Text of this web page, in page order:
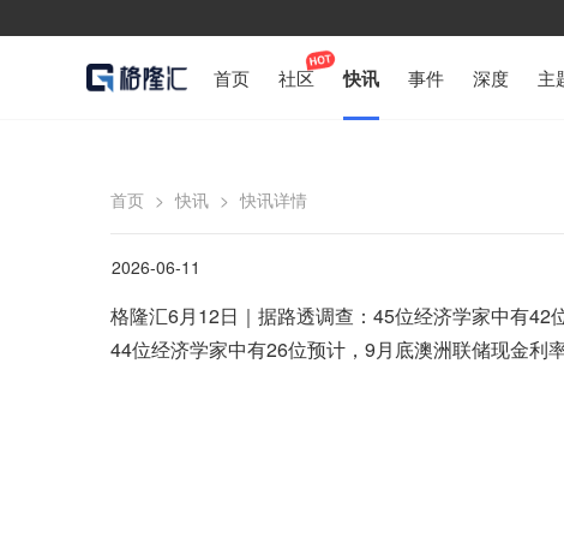
首页 社区 快讯 事件 深度 主
首页 > 快讯 > 快讯详情
2026-06-11
格隆汇6月12日｜据路透调查：45位经济学家中有42
44位经济学家中有26位预计，9月底澳洲联储现金利